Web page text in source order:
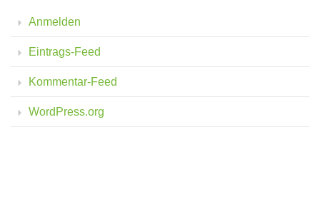
Anmelden
Eintrags-Feed
Kommentar-Feed
WordPress.org